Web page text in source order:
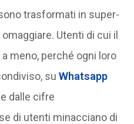
trasformati in super-
Utenti di cui il
meno, perché ogni loro
su Whatsapp
dalle cifre
di utenti minacciano di